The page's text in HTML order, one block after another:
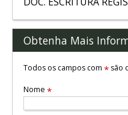
Obtenha Mais
Todos os campos com *são
Nome *